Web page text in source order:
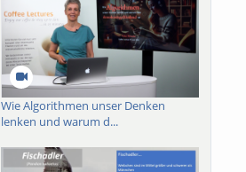
Wie Algorithmen unser Denken
lenken und warum d...